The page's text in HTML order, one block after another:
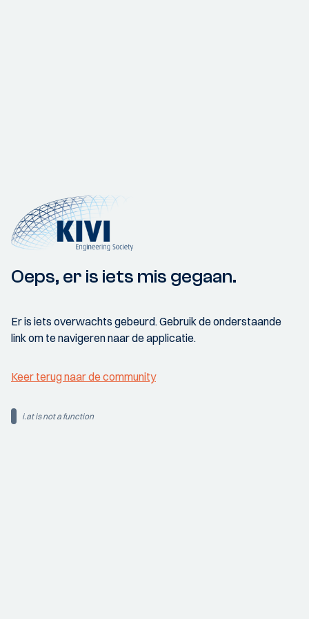
Oeps, er is iets mis gegaan.
Er is iets overwachts gebeurd. Gebruik de onderstaande
link om te navigeren naar de applicatie.
Keer terug naar de community
i.at is not a function